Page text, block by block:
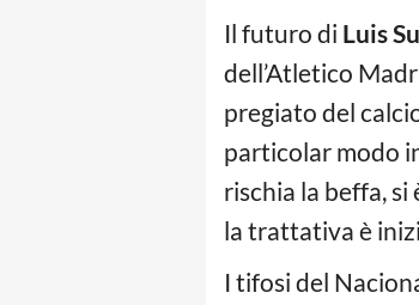
Il futuro di Luis
dell’Atletico
pregiato del
particolar modo
rischia la beffa,
la trattativa è
I tifosi del